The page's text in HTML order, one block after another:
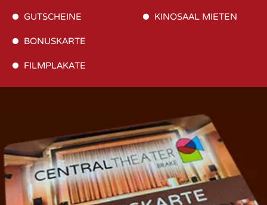
GUTSCHEINE
BONUSKARTE
FILMPLAKATE
KINOSAAL MIETEN